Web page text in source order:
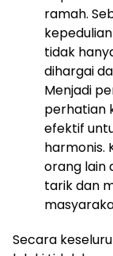
ramah.
tidak
dihargai
Menjadi
perhatian
efektif
harmonis.
orang lain
tarik dan
Secara